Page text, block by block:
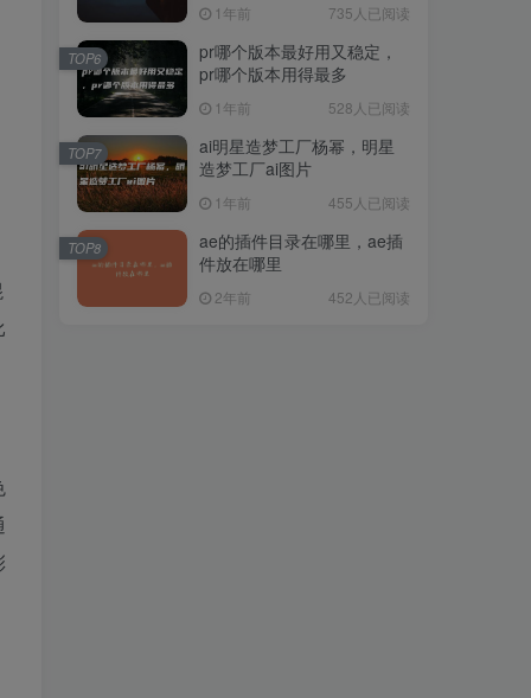
1年前 735人已阅读
pr哪个版本最好用又稳定，
pr哪个版本用得最多
1年前 528人已阅读
TOP6
ai明星造梦工厂杨幂，明星
造梦工厂ai图片
1年前 455人已阅读
TOP7
ae的插件目录在哪里，ae插
件放在哪里
2年前 452人已阅读
TOP8